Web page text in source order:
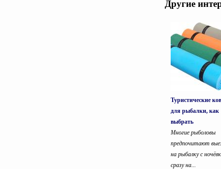
Другие
Туристические
для рыбалки, как
выбрать
Многие рыболовы
предпочитают
на рыбалку с
сразу на...